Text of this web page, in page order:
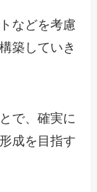
などを考慮
築していき
で、確実に
成を目指す